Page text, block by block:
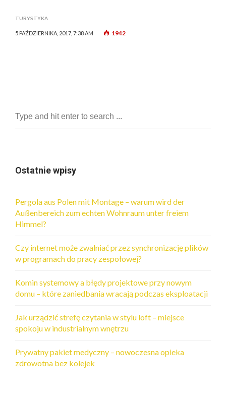
TURYSTYKA
5 PAŹDZIERNIKA, 2017, 7:38 AM 1942
Ostatnie wpisy
Pergola aus Polen mit Montage – warum wird der
Außenbereich zum echten Wohnraum unter freiem
Himmel?
Czy internet może zwalniać przez synchronizację plików
w programach do pracy zespołowej?
Komin systemowy a błędy projektowe przy nowym
domu – które zaniedbania wracają podczas eksploatacji
Jak urządzić strefę czytania w stylu loft – miejsce
spokoju w industrialnym wnętrzu
Prywatny pakiet medyczny – nowoczesna opieka
zdrowotna bez kolejek